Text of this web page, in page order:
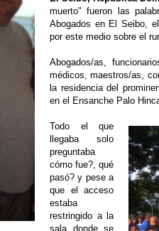
muerto" fueron las
Abogados en El Seibo,
por este medio sobre el
Abogados/as,
médicos, maestros/as,
la residencia del
en el Ensanche Palo
Todo el que
llegaba solo
preguntaba
cómo fue?, qué
pasó? y pese a
que el acceso
estaba
restringido a la
sala donde se